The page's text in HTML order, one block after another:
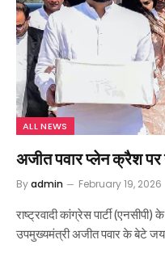
ALL NEWS
अजीत पवार प्लेन क्रैश पर
Byadmin February 19, 2026
राष्ट्रवादी कांग्रेस पार्टी (एनसीपी)
उपमुख्यमंत्री अजीत पवार के बेटे